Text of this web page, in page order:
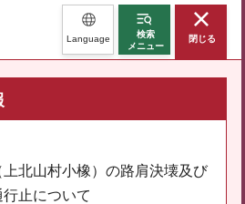
Language
検索
メニュー
閉じる
北山村小橡）の路肩決壊及び
止について